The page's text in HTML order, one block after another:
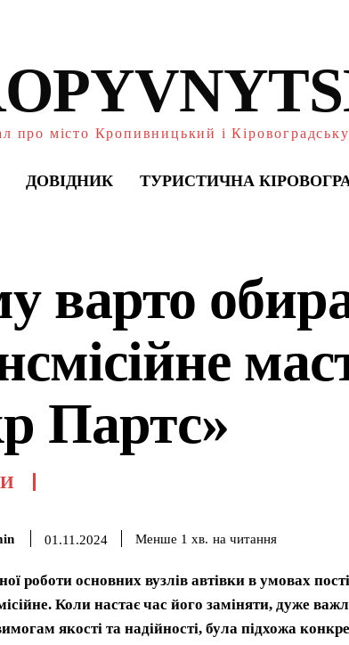
про місто Кропивницький і Кіровоградську
ДОВІДНИК ТУРИСТИЧНА
варто
Партс»
01.11.2024 Менше 1 хв. на читання
роботи основних вузлів автівки в умовах
Коли настає час його заміняти, дуже
якості та надійності, була підхожа